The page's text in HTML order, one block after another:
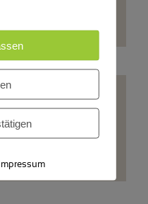
Yliranta